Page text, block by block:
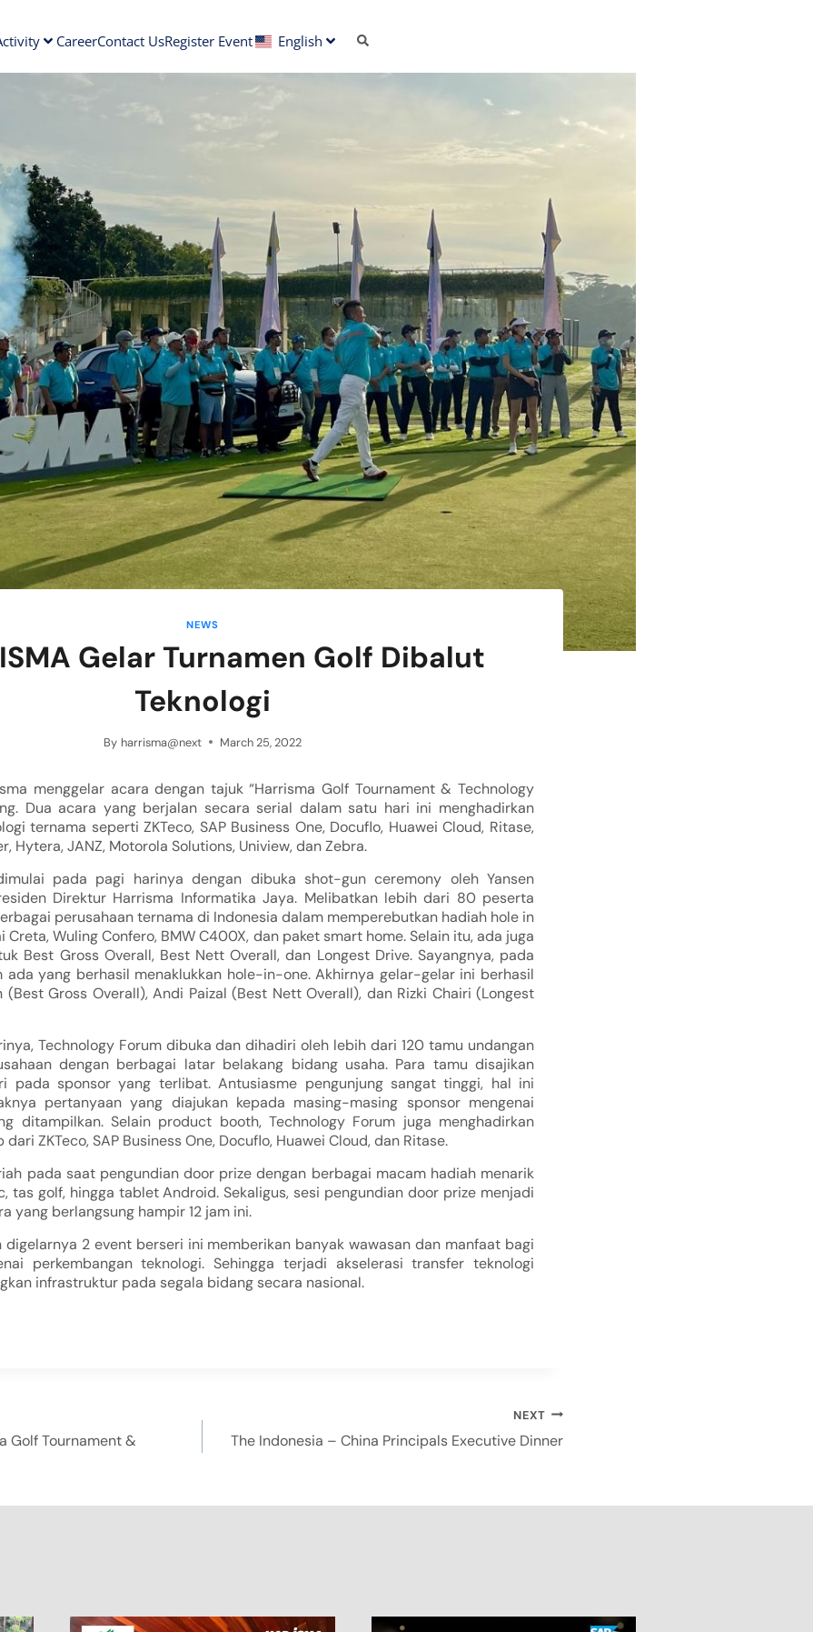
CareerContact UsRegister Event English
NEWS
Gelar Turnamen Golf Dibalut
Teknologi
By harrisma@next March 25, 2022
menggelar acara dengan tajuk “Harrisma Golf Tournament & Technology
Dua acara yang berjalan secara serial dalam satu hari ini menghadirkan
ternama seperti ZKTeco, SAP Business One, Docuflo, Huawei Cloud, Ritase,
Hytera, JANZ, Motorola Solutions, Uniview, dan Zebra.
pada pagi harinya dengan dibuka shot-gun ceremony oleh Yansen
Direktur Harrisma Informatika Jaya. Melibatkan lebih dari 80 peserta
perusahaan ternama di Indonesia dalam memperebutkan hadiah hole in
Wuling Confero, BMW C400X, dan paket smart home. Selain itu, ada juga
Best Gross Overall, Best Nett Overall, dan Longest Drive. Sayangnya, pada
ada yang berhasil menaklukkan hole-in-one. Akhirnya gelar-gelar ini berhasil
Gross Overall), Andi Paizal (Best Nett Overall), dan Rizki Chairi (Longest
Technology Forum dibuka dan dihadiri oleh lebih dari 120 tamu undangan
dengan berbagai latar belakang bidang usaha. Para tamu disajikan
pada sponsor yang terlibat. Antusiasme pengunjung sangat tinggi, hal ini
pertanyaan yang diajukan kepada masing-masing sponsor mengenai
ditampilkan. Selain product booth, Technology Forum juga menghadirkan
ZKTeco, SAP Business One, Docuflo, Huawei Cloud, dan Ritase.
pada saat pengundian door prize dengan berbagai macam hadiah menarik
tas golf, hingga tablet Android. Sekaligus, sesi pengundian door prize menjadi
yang berlangsung hampir 12 jam ini.
digelarnya 2 event berseri ini memberikan banyak wawasan dan manfaat bagi
perkembangan teknologi. Sehingga terjadi akselerasi transfer teknologi
infrastruktur pada segala bidang secara nasional.
Golf Tournament &
NEXT
The Indonesia – China Principals Executive Dinner